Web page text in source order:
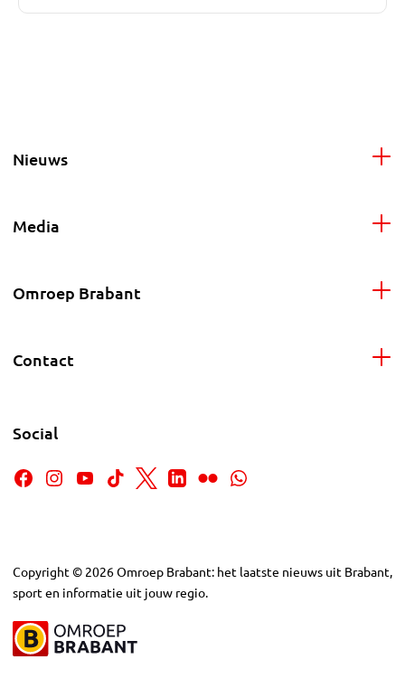
Nieuws
Media
Omroep Brabant
Contact
Social
Copyright © 2026Omroep Brabant: het laatste nieuws uit Brabant,
sport en informatie uit jouw regio.